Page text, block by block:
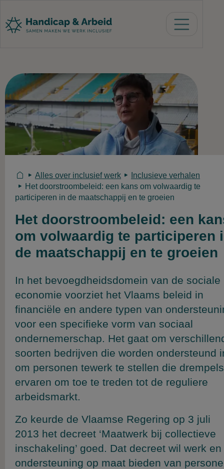
U bent hier
Alles over inclusief werk
Inclusieve verhalen
Het doorstroombeleid: een kans om volwaardig te
participeren in de maatschappij en te groeien
Het doorstroombeleid: een
om volwaardig te participeren
de maatschappij en te groeien
In het bevoegdheidsdomein van de sociale
economie voorziet het Vlaams beleid in
financiële en andere typen van
voor een specifieke vorm van sociaal
ondernemerschap. Het gaat om
soorten bedrijven die worden ondersteund
om personen tewerk te stellen die drempels
ervaren om toe te treden tot de reguliere
arbeidsmarkt.
Zo keurde de Vlaamse Regering op 3 juli
2013 het decreet ‘Maatwerk bij collectieve
inschakeling’ goed. Dat decreet wil werk en
ondersteuning op maat bieden van